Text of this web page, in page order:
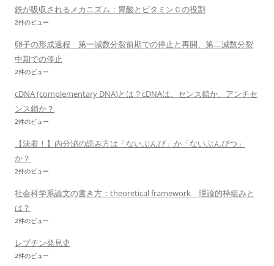
鉄が吸収されるメカニズム：胃酸とビタミンＣの役割
2件のビュー
卵子の形成過程 第一減数分裂前期での停止と再開、第二減数分裂
中期での停止
2件のビュー
cDNA (complementary DNA)とは？cDNAは、センス鎖か、アンチセ
ンス鎖か？
2件のビュー
【決着！】内分泌の読み方は「ないぶんぴ」か「ないぶんぴつ」
か？
2件のビュー
社会科学系論文の書き方：theoretical framework 理論的枠組みと
は？
2件のビュー
レプチン発見史
2件のビュー